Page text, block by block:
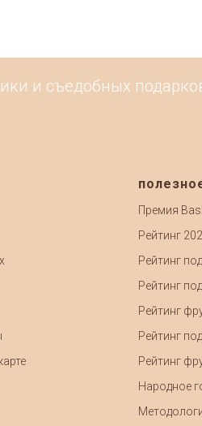
и съедобных
Премия
Рейтинг
Рейтинг
Рейтинг
Рейтинг
Рейтинг
Рейтинг
Народное